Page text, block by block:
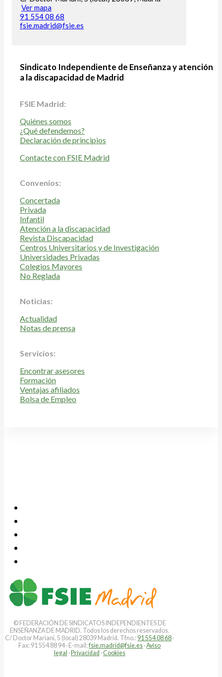
Ver mapa
91 554 08 68
fsie.madrid@fsie.es
Sindicato Independiente de Enseñanza y atención
a la discapacidad de Madrid
FSIE Madrid:
Quiénes somos
¿Qué defendemos?
Declaración de principios
Contacte con FSIE Madrid
Convenios:
Concertada
Privada
Infantil
Atención a la discapacidad
Revista Discapacidad
Centros Universitarios y de Investigación
Universidades Privadas
Colegios Mayores
No Reglada
Noticias:
Actualidad
Notas de prensa
Servicios:
Encontrar asesores
Formación
Ventajas afiliados
Bolsa de Empleo
© FEDERACIÓN DE SINDICATOS INDEPENDIENTES DE
ENSEÑANZA DE MADRID. Todos los derechos reservados.
C/ Doctor Mariani, 5 (local) 28039 Madrid. Tfno.: 91 554 08 68 ·
Fax: 91 554 88 94 · E-mail:fsie.madrid@fsie.es ·Aviso
legal ·Privacidad · Cookies